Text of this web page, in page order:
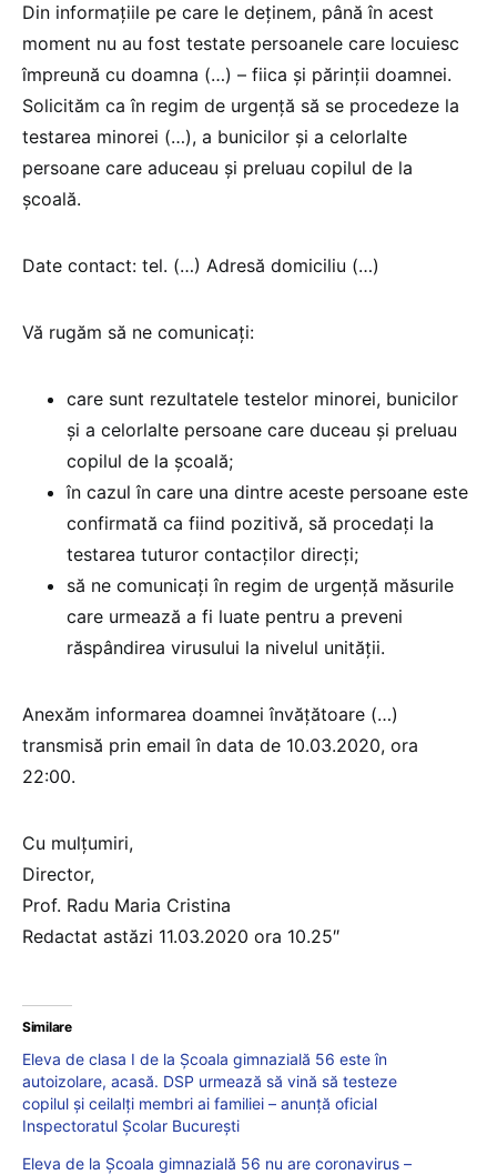
Din informațiile pe care le deținem, până în acest
moment nu au fost testate persoanele care locuiesc
împreună cu doamna (…) – fiica și părinții doamnei.
Solicităm ca în regim de urgență să se procedeze la
testarea minorei (…), a bunicilor și a celorlalte
persoane care aduceau și preluau copilul de la
școală.
Date contact: tel. (…) Adresă domiciliu (…)
Vă rugăm să ne comunicați:
care sunt rezultatele testelor minorei, bunicilor
și a celorlalte persoane care duceau și preluau
copilul de la școală;
în cazul în care una dintre aceste persoane este
confirmată ca fiind pozitivă, să procedați la
testarea tuturor contacților direcți;
să ne comunicați în regim de urgență măsurile
care urmează a fi luate pentru a preveni
răspândirea virusului la nivelul unității.
Anexăm informarea doamnei învățătoare (…)
transmisă prin email în data de 10.03.2020, ora
22:00.
Cu mulțumiri,
Director,
Prof. Radu Maria Cristina
Redactat astăzi 11.03.2020 ora 10.25″
Similare
Eleva de clasa I de la Școala gimnazială 56 este în
autoizolare, acasă. DSP urmează să vină să testeze
copilul și ceilalți membri ai familiei – anunță oficial
Inspectoratul Școlar București
Eleva de la Școala gimnazială 56 nu are coronavirus –